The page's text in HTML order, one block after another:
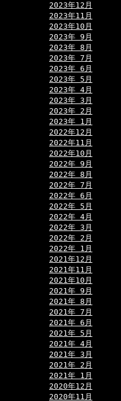
2023年12月
2023年11月
2023年10月
2023年 9月
2023年 8月
2023年 7月
2023年 6月
2023年 5月
2023年 4月
2023年 3月
2023年 2月
2023年 1月
2022年12月
2022年11月
2022年10月
2022年 9月
2022年 8月
2022年 7月
2022年 6月
2022年 5月
2022年 4月
2022年 3月
2022年 2月
2022年 1月
2021年12月
2021年11月
2021年10月
2021年 9月
2021年 8月
2021年 7月
2021年 6月
2021年 5月
2021年 4月
2021年 3月
2021年 2月
2021年 1月
2020年12月
2020年11月